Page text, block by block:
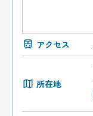
アクセス
所在地